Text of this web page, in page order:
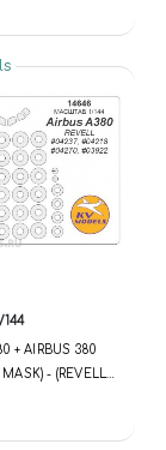
144
+ АIRBUS 380
- (REVELL
ДИСКИ И